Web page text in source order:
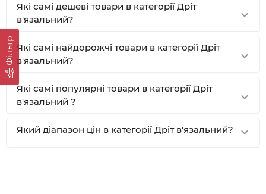
Фільтр
Які самі дешеві товари в категорії Дріт
в'язальний?
Які самі найдорожчі товари в категорії Дріт
в'язальний?
Які самі популярні товари в категорії Дріт
в'язальний ?
Який діапазон цін в категорії Дріт в'язальний?